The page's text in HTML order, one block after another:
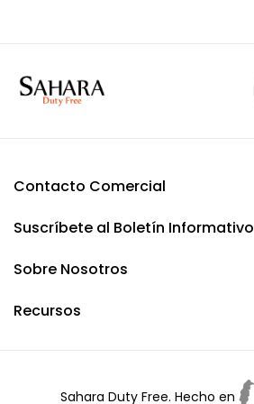
Contacto Comercial
Suscríbete al Boletín Informativo
Sobre Nosotros
Recursos
Sahara Duty Free. Hecho en